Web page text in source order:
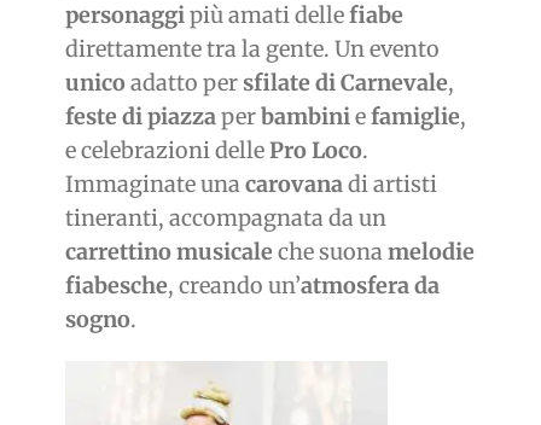
personaggipiù amati dellefiabe
direttamente tra la gente. Un evento
unicoadatto persfilate di Carnevale,
feste di piazzaperbambiniefamiglie,
e celebrazioni dellePro Loco.
Immaginate unacarovanadi artisti
tineranti, accompagnata da un
carrettino musicale che suonamelodie
fiabesche, creando un’atmosfera da
sogno.